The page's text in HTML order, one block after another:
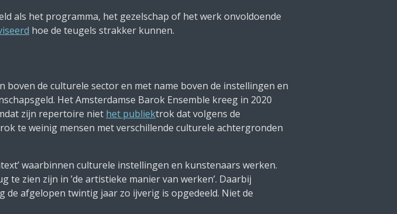
als het programma, het gezelschap of het werk onvoldoende
hoe de teugels strakker kunnen.
de culturele sector en met name boven de instellingen en
Het Amsterdamse Barok Ensemble kreeg in 2020
zijn repertoire niet het publiektrok dat volgens de
te weinig mensen met verschillende culturele achtergronden
waarbinnen culturele instellingen en kunstenaars werken.
zien zijn in ’de artistieke manier van werken’. Daarbij
de afgelopen twintig jaar zo ijverig is opgedeeld. Niet de